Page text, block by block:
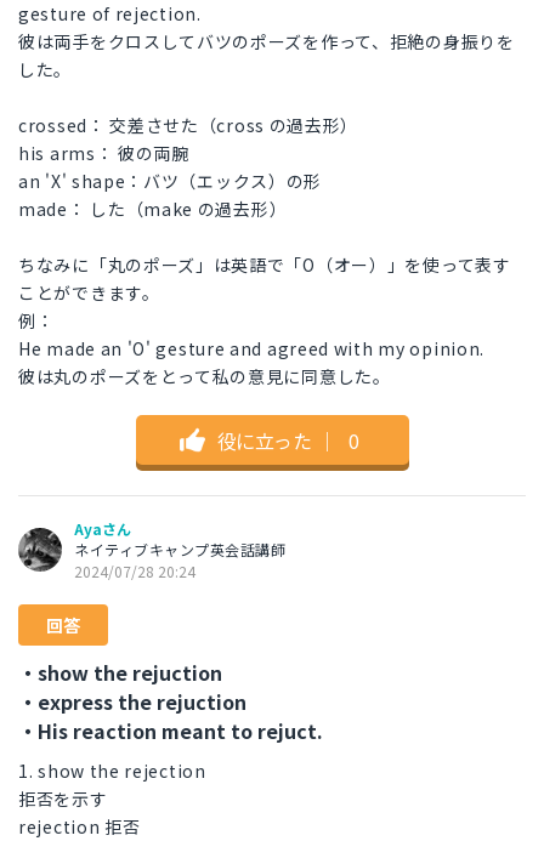
gesture of rejection.
彼は両手をクロスしてバツのポーズを作って、拒絶の身振りを
した。
crossed： 交差させた（cross の過去形）
his arms： 彼の両腕
an 'X' shape：バツ（エックス）の形
made： した（make の過去形）
ちなみに「丸のポーズ」は英語で「O（オー）」を使って表す
ことができます。
例：
He made an 'O' gesture and agreed with my opinion.
彼は丸のポーズをとって私の意見に同意した。
役に立った ｜ 0
Ayaさん
ネイティブキャンプ英会話講師
2024/07/28 20:24
回答
・show the rejuction
・express the rejuction
・His reaction meant to rejuct.
1. show the rejection
拒否を示す
rejection 拒否